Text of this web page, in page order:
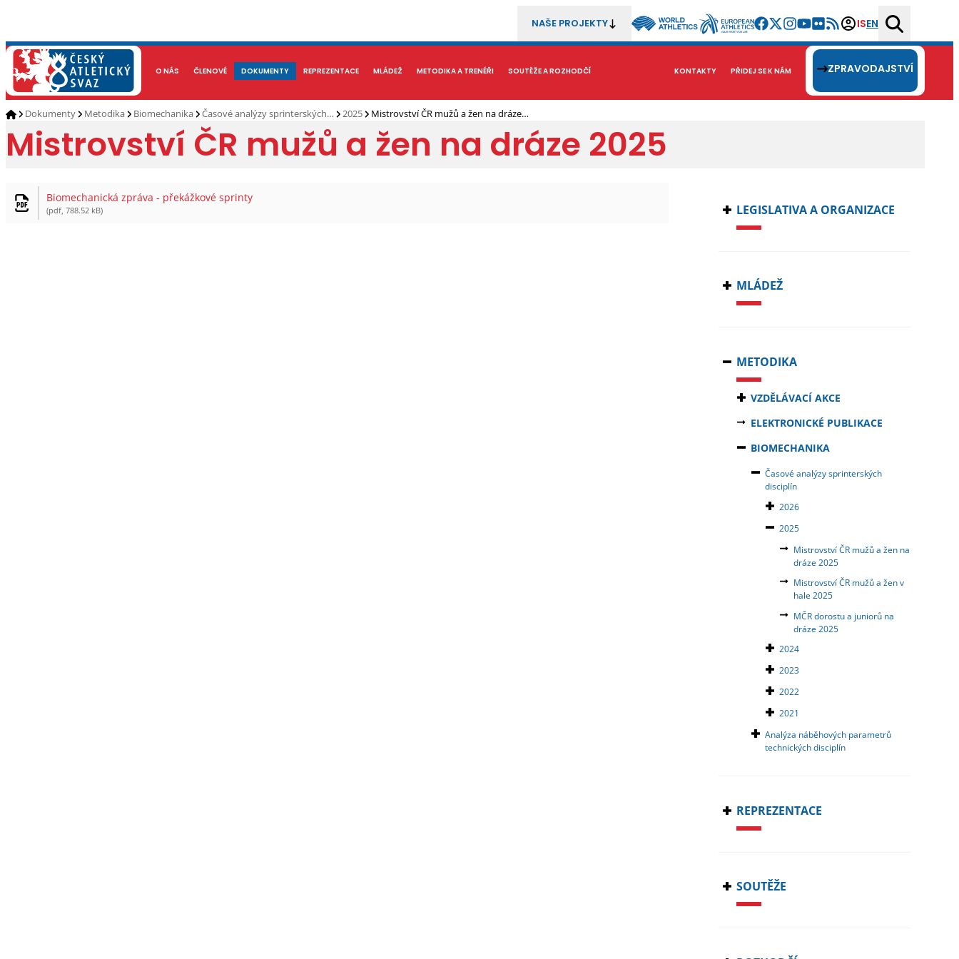
NAŠE PROJEKTY ISEN
NOVINKY KALENDÁŘ AKCÍ ATLETI MÉDIA
O NÁS ČLENOVÉ DOKUMENTY REPREZENTACE MLÁDEŽ METODIKA A TRENÉŘI SOUTĚŽE A ROZHODČÍ KONTAKTY PŘIDEJ SE K NÁM ZPRAVODAJSTVÍ
Dokumenty Metodika Biomechanika Časové analýzy sprinterských… 2025 Mistrovství ČR mužů a žen na dráze…
Mistrovství ČR mužů a žen na dráze 2025
LEGISLATIVA A ORGANIZACE
MLÁDEŽ
METODIKA
VZDĚLÁVACÍ AKCE
ELEKTRONICKÉ PUBLIKACE
BIOMECHANIKA
Časové analýzy sprinterských
disciplín
2026
2025
Mistrovství ČR mužů a žen na
dráze 2025
Mistrovství ČR mužů a žen v
hale 2025
MČR dorostu a juniorů na
dráze 2025
2024
2023
2022
2021
Analýza náběhových parametrů
technických disciplín
REPREZENTACE
SOUTĚŽE
Biomechanická zpráva - překážkové sprinty
(pdf, 788.52 kB)